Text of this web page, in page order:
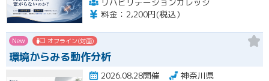
料金：2,200円(税込）
New オフライン(対面)
環境からみる動作分析
2026.08.28開催
神奈川県